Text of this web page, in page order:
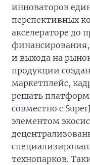
инноваторов
перспективных
акселераторе до
и выхода на
продукции
маркетплейс,
решать
совместно с
элементом
технопарков.